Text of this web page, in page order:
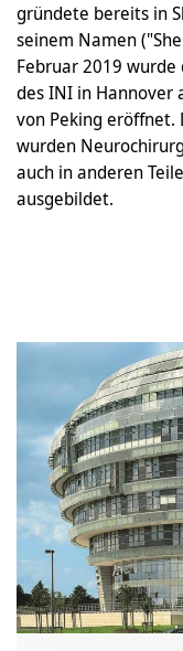
gründete bereits in
seinem Namen
Februar 2019 wurde
des INI in Hannover
von Peking eröffnet.
wurden
auch in anderen
ausgebildet.